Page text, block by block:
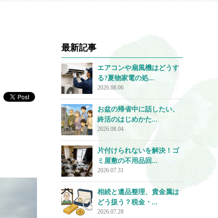
最新記事
エアコンや扇風機はどうす
る?夏物家電の処...
2026.08.06
お盆の帰省中に話したい、
終活のはじめかた...
2026.08.04
片付けられないを解決！ゴ
ミ屋敷の不用品回...
2026.07.31
相続と遺品整理、貴金属は
どう扱う？税金・...
2026.07.28